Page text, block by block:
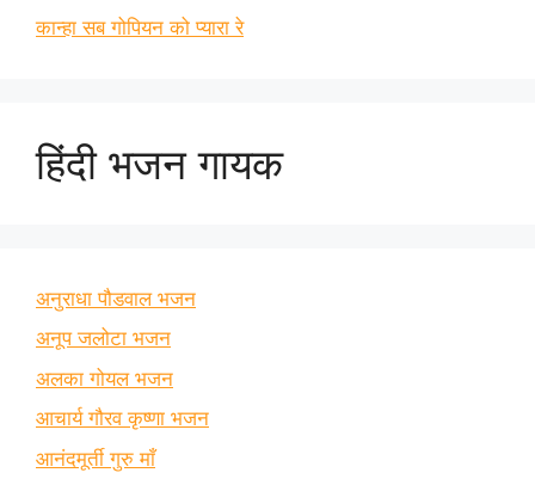
कान्हा सब गोपियन को प्यारा रे
हिंदी भजन गायक
अनुराधा पौडवाल भजन
अनूप जलोटा भजन
अलका गोयल भजन
आचार्य गौरव कृष्णा भजन
आनंदमूर्ती गुरु माँ